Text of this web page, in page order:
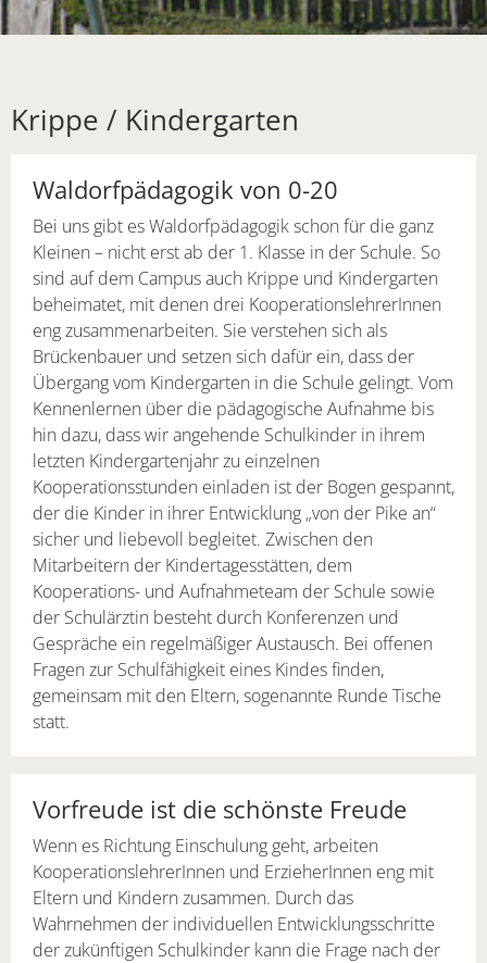
Krippe / Kindergarten
Waldorfpädagogik von 0-20
Bei uns gibt es Waldorfpädagogik schon für die ganz
Kleinen – nicht erst ab der 1. Klasse in der Schule. So
sind auf dem Campus auch Krippe und Kindergarten
beheimatet, mit denen drei KooperationslehrerInnen
eng zusammenarbeiten. Sie verstehen sich als
Brückenbauer und setzen sich dafür ein, dass der
Übergang vom Kindergarten in die Schule gelingt. Vom
Kennenlernen über die pädagogische Aufnahme bis
hin dazu, dass wir angehende Schulkinder in ihrem
letzten Kindergartenjahr zu einzelnen
Kooperationsstunden einladen ist der Bogen gespannt,
der die Kinder in ihrer Entwicklung „von der Pike an“
sicher und liebevoll begleitet. Zwischen den
Mitarbeitern der Kindertagesstätten, dem
Kooperations- und Aufnahmeteam der Schule sowie
der Schulärztin besteht durch Konferenzen und
Gespräche ein regelmäßiger Austausch. Bei offenen
Fragen zur Schulfähigkeit eines Kindes finden,
gemeinsam mit den Eltern, sogenannte Runde Tische
statt.
Vorfreude ist die schönste Freude
Wenn es Richtung Einschulung geht, arbeiten
KooperationslehrerInnen und ErzieherInnen eng mit
Eltern und Kindern zusammen. Durch das
Wahrnehmen der individuellen Entwicklungsschritte
der zukünftigen Schulkinder kann die Frage nach der